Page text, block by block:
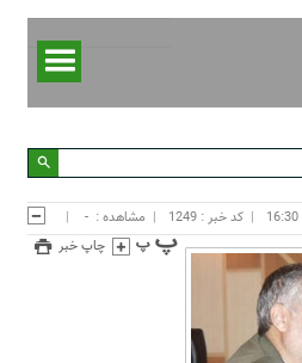
کد خبر : 1249 مشاهده : -
چاپ خبر